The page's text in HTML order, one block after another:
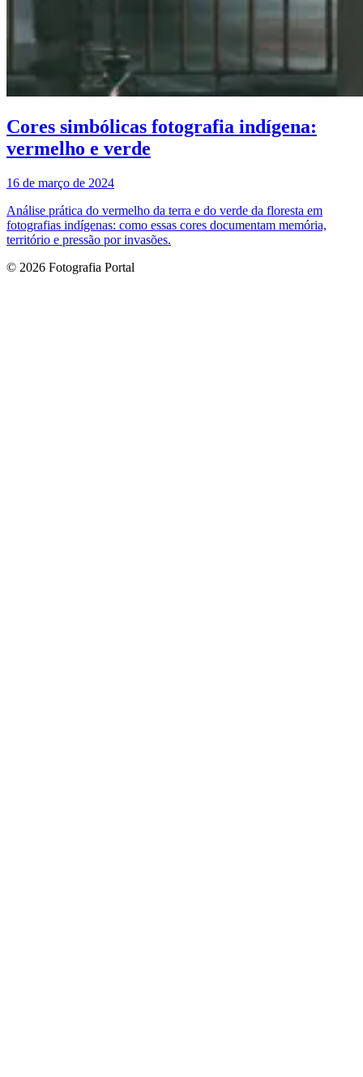
Cores simbólicas fotografia indígena:
vermelho e verde
16 de março de 2024
Análise prática do vermelho da terra e do verde da floresta em
fotografias indígenas: como essas cores documentam memória,
território e pressão por invasões.
© 2026 Fotografia Portal